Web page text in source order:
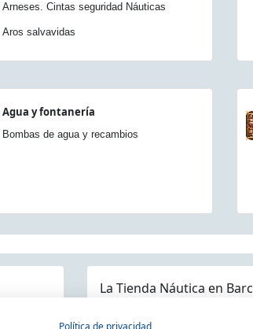
Arneses. Cintas seguridad Náuticas
Aros salvavidas
Agua y fontanería
Bombas de agua y recambios
La Tienda Náutica en